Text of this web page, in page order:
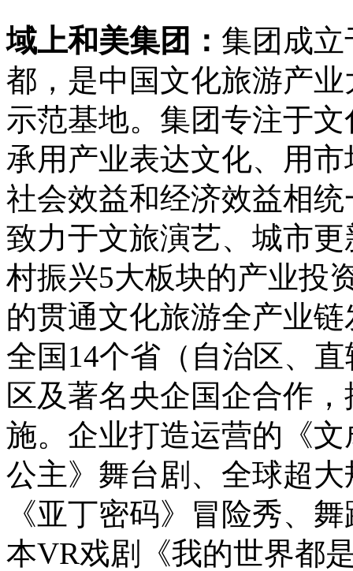
域上和美集团： 集团成立
都，是中国文化旅游产
示范基地。集团专注于
承用产业表达文化、用
社会效益和经济效益相
致力于文旅演艺、城市
村振兴5大板块的产业投
的贯通文化旅游全产业
全国14个省（自治区、
区及著名央企国企合作
施。 企业打造运营的《
公主》舞台剧、全球超
《亚丁密码》冒险秀、
本VR戏剧《我的世界都